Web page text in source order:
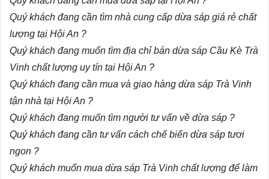
Quý khách đang cần tìm nhà cung cấp dừa sáp giá rẻ chất
lượng tại Hội An ?
Quý khách đang muốn tìm địa chỉ bán dừa sáp Cầu Kè Trà
Vinh chất lượng uy tín tại Hội An ?
Quý khách đang cần mua và giao hàng dừa sáp Trà Vinh
tận nhà tại Hội An ?
Quý khách đang muốn tìm người tư vấn về dừa sáp ?
Quý khách đang cần tư vấn cách chế biến dừa sáp tươi
ngon ?
Quý khách muốn mua dừa sáp Trà Vinh chất lượng để làm